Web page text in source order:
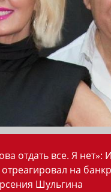
отдать все. Я нет»:
на
Шульгина